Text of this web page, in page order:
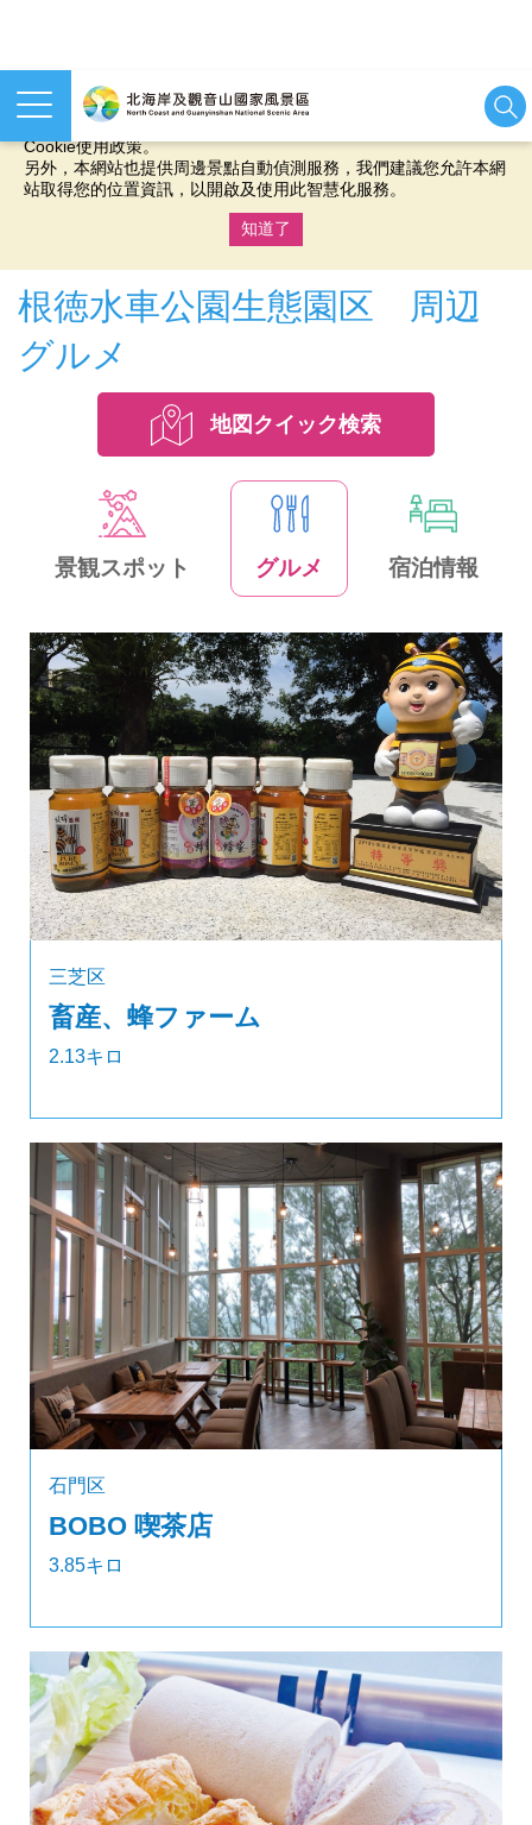
本網站使用cookies等相關技術以持續優化網站服務，並有助於為
您提供更佳的體驗，當您繼續使用本網站即表示您同意我們的
Cookie使用政策。
另外，本網站也提供周邊景點自動偵測服務，我們建議您允許本網
站取得您的位置資訊，以開啟及使用此智慧化服務。
知道了
根徳水車公園生態園区 周辺
グルメ
地図クイック検索
景観スポット グルメ 宿泊情報
三芝区
畜産、蜂ファーム
2.13キロ
石門区
BOBO 喫茶店
3.85キロ